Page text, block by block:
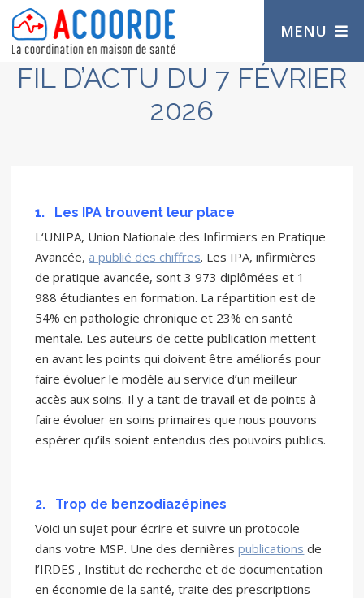
MENU
FIL D’ACTU DU 7 FÉVRIER
2026
1. Les IPA trouvent leur place
L‘UNIPA, Union Nationale des Infirmiers en Pratique
Avancée,a publié des chiffres. Les IPA, infirmières
de pratique avancée, sont 3 973 diplômées et 1
988 étudiantes en formation. La répartition est de
54% en pathologie chronique et 23% en santé
mentale. Les auteurs de cette publication mettent
en avant les points qui doivent être améliorés pour
faire évoluer le modèle au service d’un meilleur
accès aux soins. Il y a tant de travail et de points à
faire évoluer en soins primaires que nous pouvons
espérer qu’ils soient entendus des pouvoirs publics.
2. Trop de benzodiazépines
Voici un sujet pour écrire et suivre un protocole
dans votre MSP. Une des dernièrespublications de
l’IRDES , Institut de recherche et de documentation
en économie de la santé, traite des prescriptions